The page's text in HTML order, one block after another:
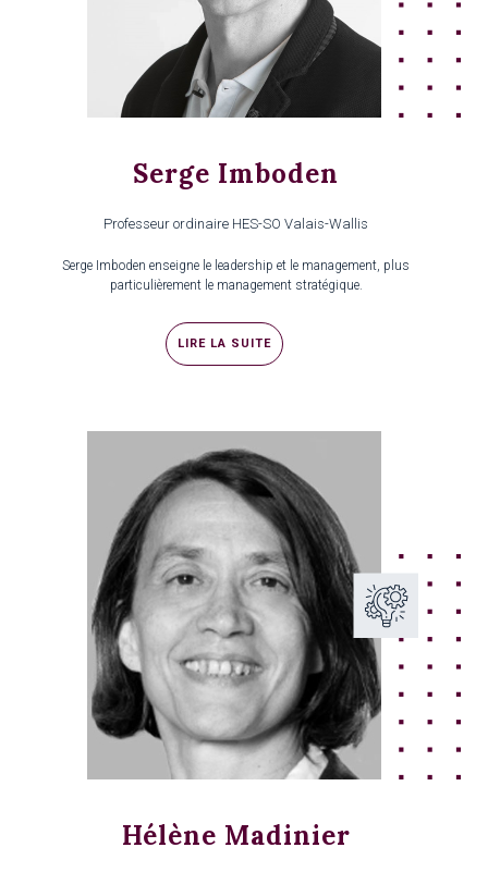
Serge Imboden
Professeur ordinaire HES-SO Valais-Wallis
Serge Imboden enseigne le leadership et le management, plus
particulièrement le management stratégique.
LIRE LA SUITE
Hélène Madinier